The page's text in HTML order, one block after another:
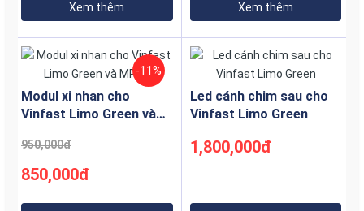
Các kiểu dáng cốp để đồ phía
trước dành cho Limo Green
rõ các kiểu dáng thiết kế phù hợp sẽ giúp bạn đưa ra
tính thẩm mỹ cho xe.
Xem thêm Xem thêm
-11%
Modul xi nhan cho
Vinfast Limo Green và
850,000đ
950,000đ
Led cánh chim sau cho
Vinfast Limo Green
1,800,000đ